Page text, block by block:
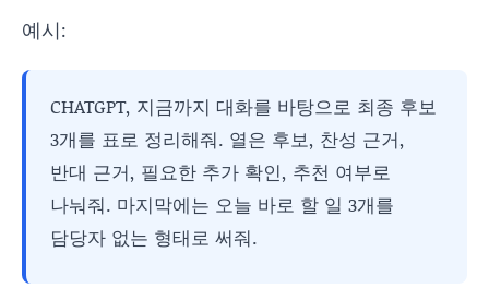
예시:
CHATGPT, 지금까지 대화를 바탕으로 최종 후보
3개를 표로 정리해줘. 열은 후보, 찬성 근거,
반대 근거, 필요한 추가 확인, 추천 여부로
나눠줘. 마지막에는 오늘 바로 할 일 3개를
담당자 없는 형태로 써줘.